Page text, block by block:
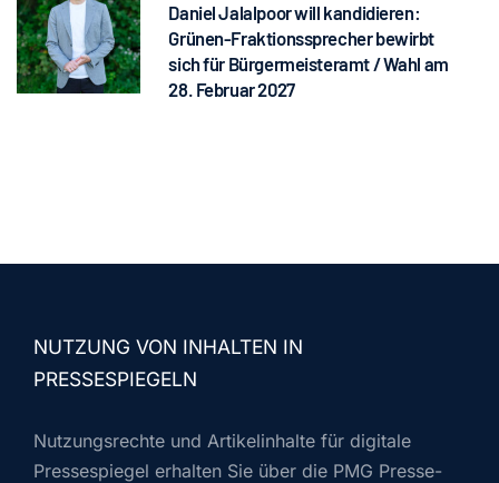
Daniel Jalalpoor will kandidieren:
Grünen-Fraktionssprecher bewirbt
sich für Bürgermeisteramt / Wahl am
28. Februar 2027
NUTZUNG VON INHALTEN IN
PRESSESPIEGELN
Nutzungsrechte und Artikelinhalte für digitale
Pressespiegel erhalten Sie über die PMG Presse-